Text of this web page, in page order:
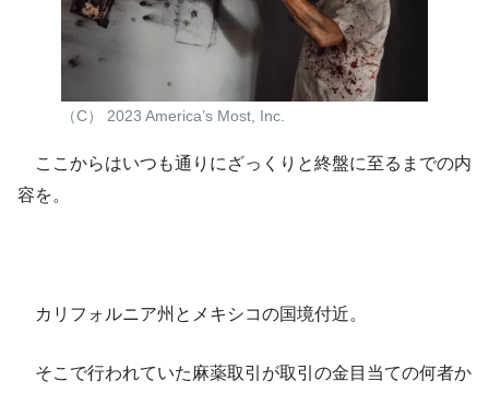
（C） 2023 America’s Most, Inc.
ここからはいつも通りにざっくりと終盤に至るまでの内
容を。
カリフォルニア州とメキシコの国境付近。
そこで行われていた麻薬取引が取引の金目当ての何者か